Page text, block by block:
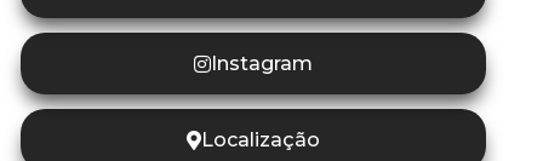
Instagram
Localização